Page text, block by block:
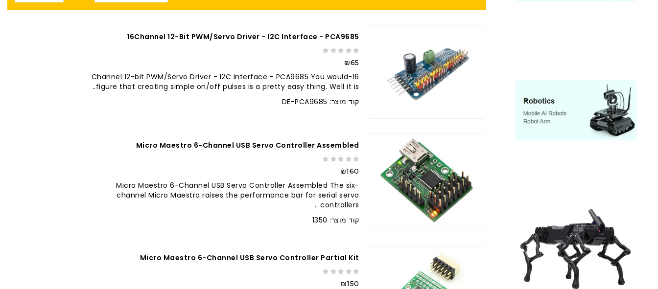
16Channel 12-Bit PWM/Servo Driver - I2C Interface - PCA9685
₪65
16-Channel 12-bit PWM/Servo Driver - I2C interface - PCA9685 You would
figure that creating simple on/off pulses is a pretty easy thing. Well it is..
קוד מוצר: DE-PCA9685
Micro Maestro 6-Channel USB Servo Controller Assembled
₪160
Micro Maestro 6-Channel USB Servo Controller Assembled The six-
channel Micro Maestro raises the performance bar for serial servo
controllers ..
קוד מוצר: 1350
Micro Maestro 6-Channel USB Servo Controller Partial Kit
₪150